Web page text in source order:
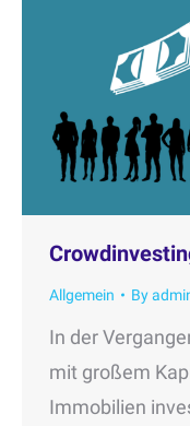
Allgemein By
In der
mit großem
Immobilien